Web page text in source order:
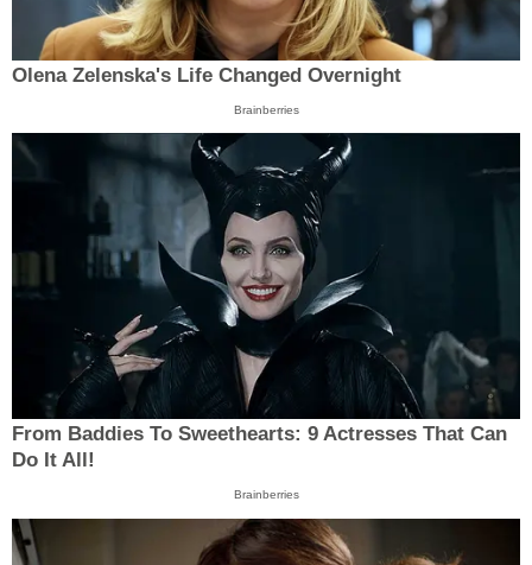
Olena Zelenska's Life Changed Overnight
Brainberries
From Baddies To Sweethearts: 9 Actresses That Can
Do It All!
Brainberries